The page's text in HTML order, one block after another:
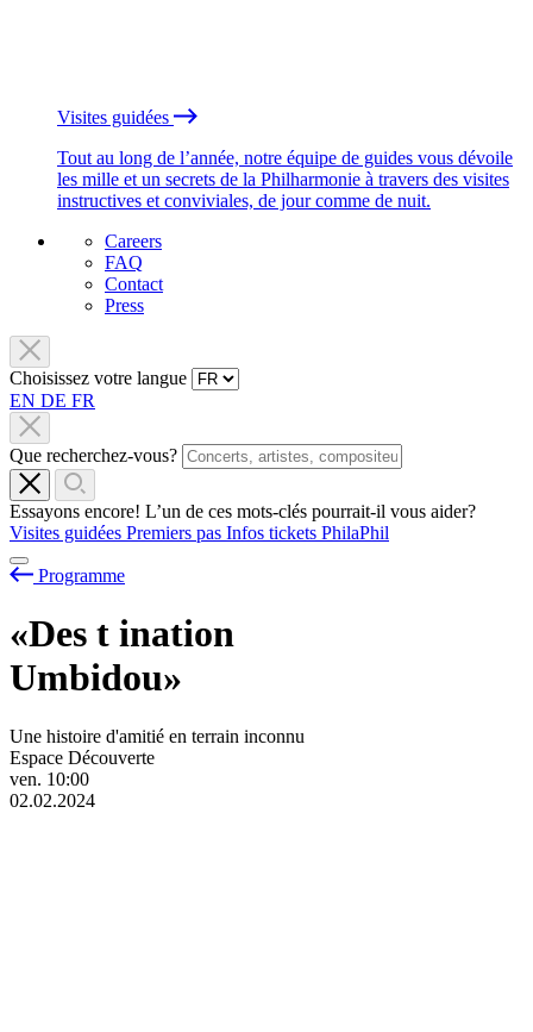
Visites guidées
Tout au long de l’année, notre équipe de guides vous dévoile
les mille et un secrets de la Philharmonie à travers des visites
instructives et conviviales, de jour comme de nuit.
Careers
FAQ
Contact
Press
Choisissez votre langue
EN DE FR
Que recherchez-vous?
Essayons encore! L’un de ces mots-clés pourrait-il vous aider?
Visites guidées Premiers pas Infos tickets PhilaPhil
Programme
«Des t ination
Umbidou»
Une histoire d'amitié en terrain inconnu
Espace Découverte
ven. 10:00
02.02.2024